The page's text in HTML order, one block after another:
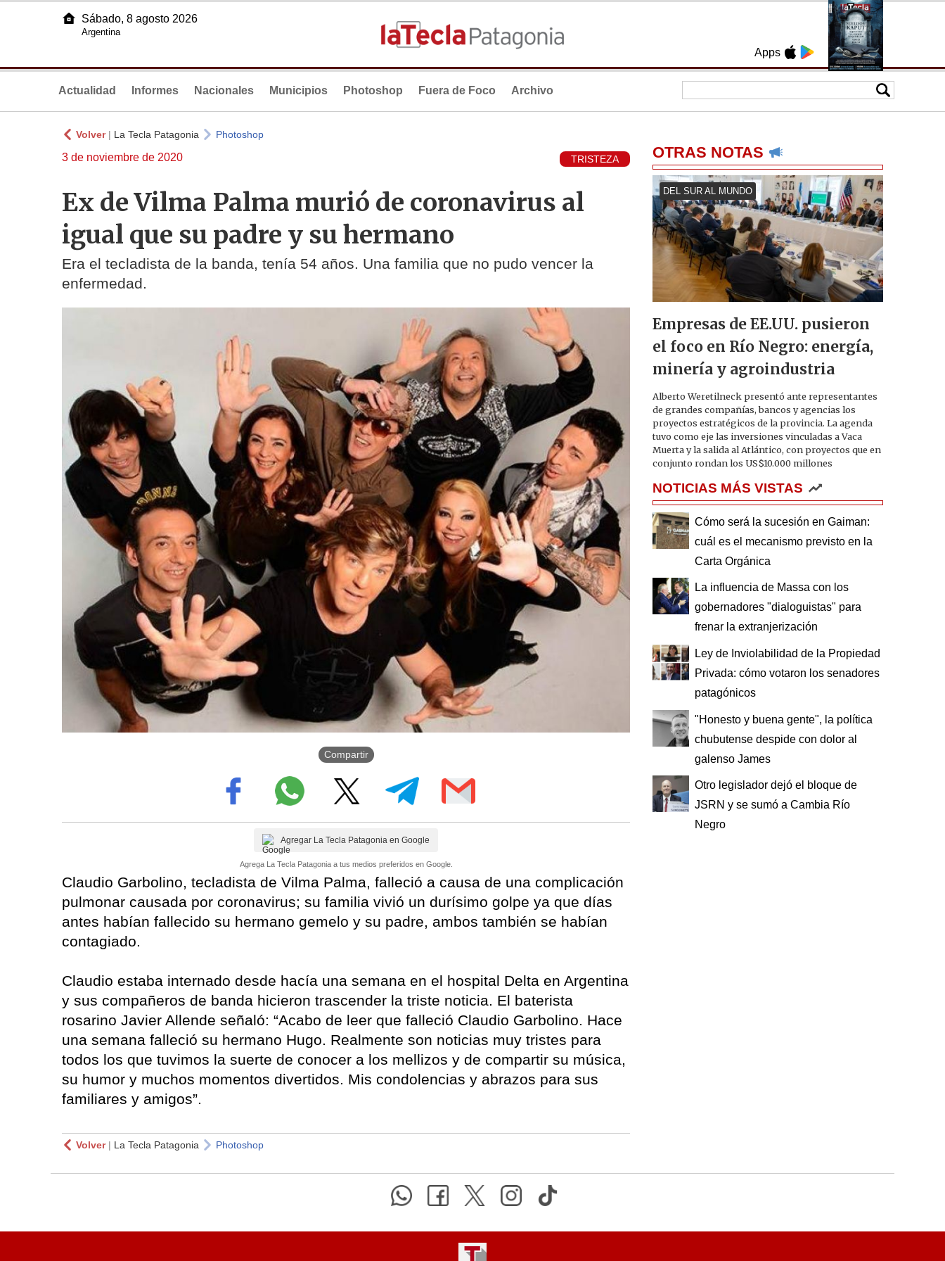
Apps
Sábado, 8 agosto 2026
Argentina
Actualidad Informes Nacionales Municipios Photoshop Fuera de Foco Archivo
Volver| La Tecla Patagonia Photoshop
3 de noviembre de 2020 TRISTEZA
Ex de Vilma Palma murió de coronavirus al
igual que su padre y su hermano
Era el tecladista de la banda, tenía 54 años. Una familia que no pudo vencer la
enfermedad.
Compartir
Agregar La Tecla Patagonia en Google
Agrega La Tecla Patagonia a tus medios preferidos en Google.
Claudio Garbolino, tecladista de Vilma Palma, falleció a causa de una complicación
pulmonar causada por coronavirus; su familia vivió un durísimo golpe ya que días
antes habían fallecido su hermano gemelo y su padre, ambos también se habían
contagiado.
Claudio estaba internado desde hacía una semana en el hospital Delta en Argentina
y sus compañeros de banda hicieron trascender la triste noticia. El baterista
rosarino Javier Allende señaló: “Acabo de leer que falleció Claudio Garbolino. Hace
una semana falleció su hermano Hugo. Realmente son noticias muy tristes para
todos los que tuvimos la suerte de conocer a los mellizos y de compartir su música,
su humor y muchos momentos divertidos. Mis condolencias y abrazos para sus
familiares y amigos”.
Volver| La Tecla Patagonia Photoshop
OTRAS NOTAS
DEL SUR AL MUNDO
Empresas de EE.UU. pusieron
el foco en Río Negro: energía,
minería y agroindustria
Alberto Weretilneck presentó ante representantes
de grandes compañías, bancos y agencias los
proyectos estratégicos de la provincia. La agenda
tuvo como eje las inversiones vinculadas a Vaca
Muerta y la salida al Atlántico, con proyectos que en
conjunto rondan los US$10.000 millones
NOTICIAS MÁS VISTAS
Cómo será la sucesión en Gaiman:
cuál es el mecanismo previsto en la
Carta Orgánica
La influencia de Massa con los
gobernadores "dialoguistas" para
frenar la extranjerización
Ley de Inviolabilidad de la Propiedad
Privada: cómo votaron los senadores
patagónicos
"Honesto y buena gente", la política
chubutense despide con dolor al
galenso James
Otro legislador dejó el bloque de
JSRN y se sumó a Cambia Río
Negro